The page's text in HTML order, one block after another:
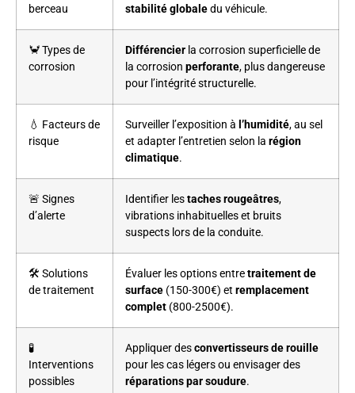
berceau
stabilité globaledu véhicule.
🦀 Types de
corrosion
Différencier la corrosion superficielle de
la corrosion perforante, plus dangereuse
pour l’intégrité structurelle.
💧 Facteurs de
risque
Surveiller l’exposition à l’humidité, au sel
et adapter l’entretien selon la région
climatique.
🚨 Signes
d’alerte
Identifier lestaches rougeâtres,
vibrations inhabituelles et bruits
suspects lors de la conduite.
🛠️ Solutions
de traitement
Évaluer les options entretraitement de
surface (150-300€) et remplacement
complet (800-2500€).
🧪
Interventions
possibles
Appliquer desconvertisseurs de rouille
pour les cas légers ou envisager des
réparations par soudure.